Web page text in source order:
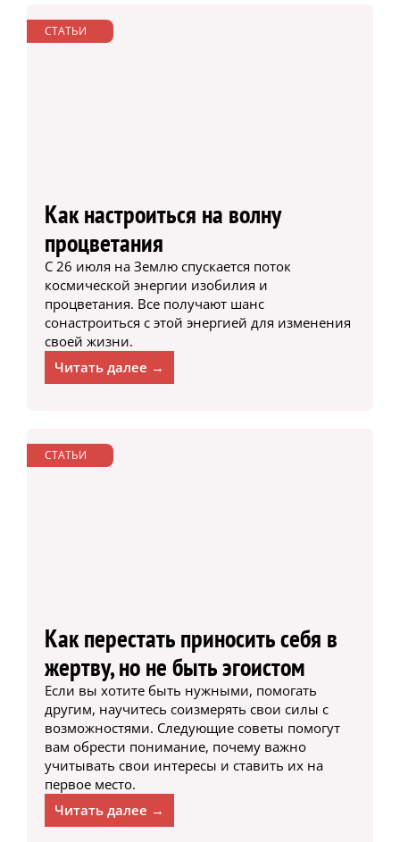
СТАТЬИ
Как настроиться на волну
процветания
С 26 июля на Землю спускается поток
космической энергии изобилия и
процветания. Все получают шанс
сонастроиться с этой энергией для изменения
своей жизни.
Читать далее →
СТАТЬИ
Как перестать приносить себя в
жертву, но не быть эгоистом
Если вы хотите быть нужными, помогать
другим, научитесь соизмерять свои силы с
возможностями. Следующие советы помогут
вам обрести понимание, почему важно
учитывать свои интересы и ставить их на
первое место.
Читать далее →